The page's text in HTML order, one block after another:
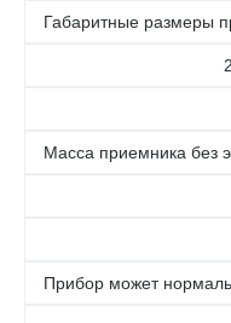
Габаритные размеры
Масса приемника без
Прибор может